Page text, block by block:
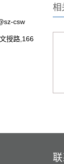
相
csw
授路,166